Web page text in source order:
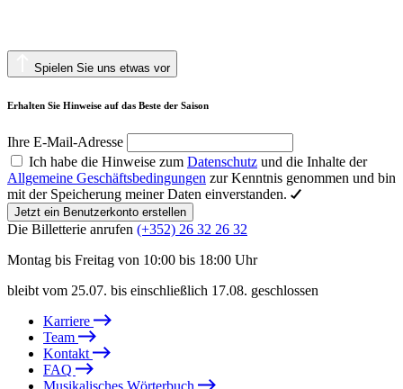
Spielen Sie uns etwas vor
Erhalten Sie Hinweise auf das Beste der Saison
Ihre E-Mail-Adresse
Ich habe die Hinweise zum Datenschutz und die Inhalte der
Allgemeine Geschäftsbedingungen zur Kenntnis genommen und bin
mit der Speicherung meiner Daten einverstanden.
Jetzt ein Benutzerkonto erstellen
Die Billetterie anrufen (+352) 26 32 26 32
Montag bis Freitag von 10:00 bis 18:00 Uhr
bleibt vom 25.07. bis einschließlich 17.08. geschlossen
Karriere
Team
Kontakt
FAQ